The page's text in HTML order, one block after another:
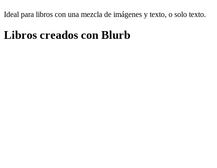
Ideal para libros con una mezcla de imágenes y texto, o solo texto.
Libros creados con Blurb